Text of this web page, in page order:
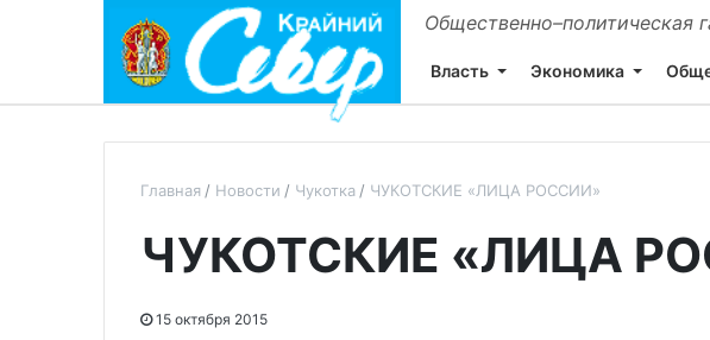
Общественно–политическая
Власть Экономика
Главная Новости Чукотка ЧУКОТСКИЕ «ЛИЦА РОССИИ»
ЧУКОТСКИЕ «ЛИЦА
15 октября 2015